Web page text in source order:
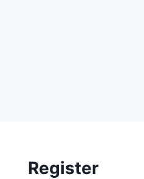
Register